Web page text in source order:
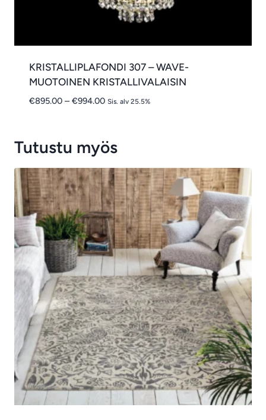
KRISTALLIPLAFONDI 307 – WAVE-
MUOTOINEN KRISTALLIVALAISIN
€895.00 – €994.00Hintaluokka:
€994.00
Sis. alv 25.5%
Tutustu myös